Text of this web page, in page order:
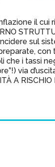
il cui
sul
con
che i tassi
via
A RISCHIO